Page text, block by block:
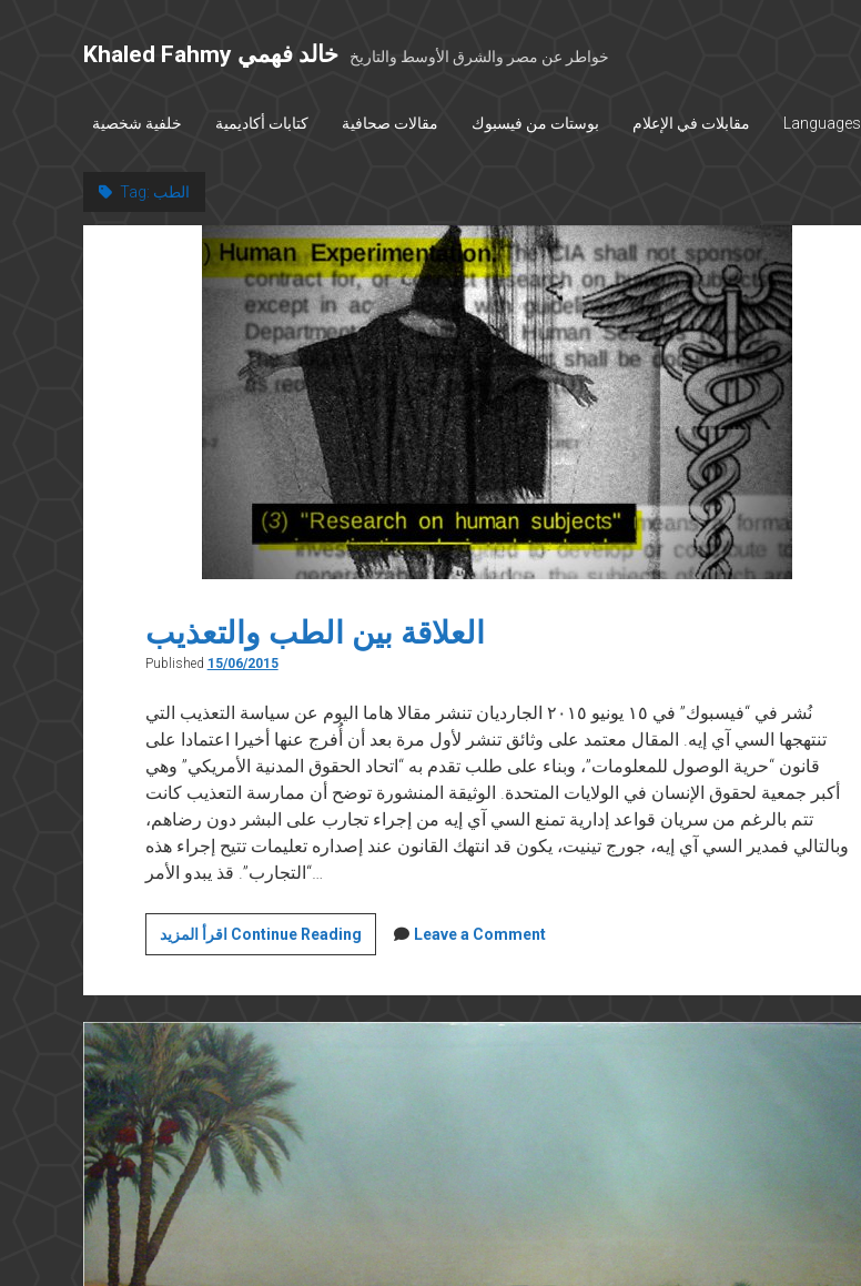
Khaled Fahmy خالد فهمي خواطر عن مصر والشرق الأوسط والتاريخ
خلفية شخصية كتابات أكاديمية مقالات صحافية بوستات من فيسبوك مقابلات في الإعلام Languages
Tag: الطب
العلاقة بين الطب والتعذيب
Published 15/06/2015
نُشر في “فيسبوك” في ١٥ يونيو ٢٠١٥ الجارديان تنشر مقالا هاما اليوم عن سياسة التعذيب التي
تنتهجها السي آي إيه. المقال معتمد على وثائق تنشر لأول مرة بعد أن أُفرج عنها أخيرا اعتمادا على
قانون “حرية الوصول للمعلومات”، وبناء على طلب تقدم به “اتحاد الحقوق المدنية الأمريكي” وهي
أكبر جمعية لحقوق الإنسان في الولايات المتحدة. الوثيقة المنشورة توضح أن ممارسة التعذيب كانت
تتم بالرغم من سريان قواعد إدارية تمنع السي آي إيه من إجراء تجارب على البشر دون رضاهم،
وبالتالي فمدير السي آي إيه، جورج تينيت، يكون قد انتهك القانون عند إصداره تعليمات تتيح إجراء هذه
“التجارب”. قذ يبدو الأمر…
اقرأ المزيد Continue Readingالعلاقة
بين
Leave a Comment